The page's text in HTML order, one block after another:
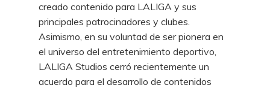
creado contenido para LALIGA y sus
principales patrocinadores y clubes.
Asimismo, en su voluntad de ser pionera en
el universo del entretenimiento deportivo,
LALIGA Studios cerró recientemente un
acuerdo para el desarrollo de contenidos